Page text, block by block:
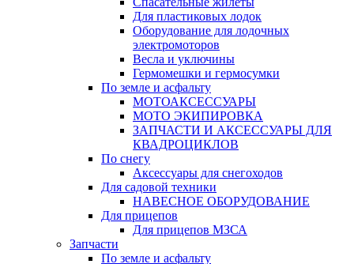
Для пластиковых лодок
Оборудование для лодочных
электромоторов
Весла и уключины
Гермомешки и гермосумки
По земле и асфальту
МОТОАКСЕССУАРЫ
МОТО ЭКИПИРОВКА
ЗАПЧАСТИ И АКСЕССУАРЫ ДЛЯ
КВАДРОЦИКЛОВ
По снегу
Аксессуары для снегоходов
Для садовой техники
НАВЕСНОЕ ОБОРУДОВАНИЕ
Для прицепов
Для прицепов МЗСА
Запчасти
По земле и асфальту